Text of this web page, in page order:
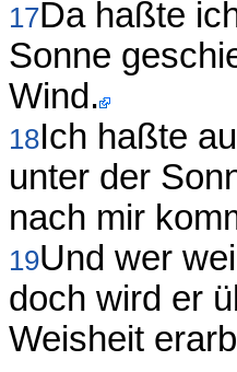
17Da haßte
Sonne
Wind.
18Ich haßte
unter der
nach mir
19Und wer
doch wird er
Weisheit